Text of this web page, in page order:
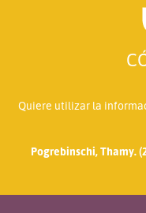
Quiere utilizar la
Pogrebinschi, Thamy.